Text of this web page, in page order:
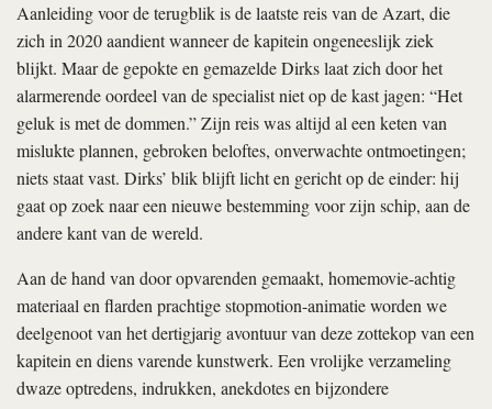
Aanleiding voor de terugblik is de laatste reis van de Azart, die
zich in 2020 aandient wanneer de kapitein ongeneeslijk ziek
blijkt. Maar de gepokte en gemazelde Dirks laat zich door het
alarmerende oordeel van de specialist niet op de kast jagen: “Het
geluk is met de dommen.” Zijn reis was altijd al een keten van
mislukte plannen, gebroken beloftes, onverwachte ontmoetingen;
niets staat vast. Dirks’ blik blijft licht en gericht op de einder: hij
gaat op zoek naar een nieuwe bestemming voor zijn schip, aan de
andere kant van de wereld.
Aan de hand van door opvarenden gemaakt, homemovie-achtig
materiaal en flarden prachtige stopmotion-animatie worden we
deelgenoot van het dertigjarig avontuur van deze zottekop van een
kapitein en diens varende kunstwerk. Een vrolijke verzameling
dwaze optredens, indrukken, anekdotes en bijzondere